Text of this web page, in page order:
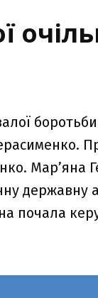
державну
почала